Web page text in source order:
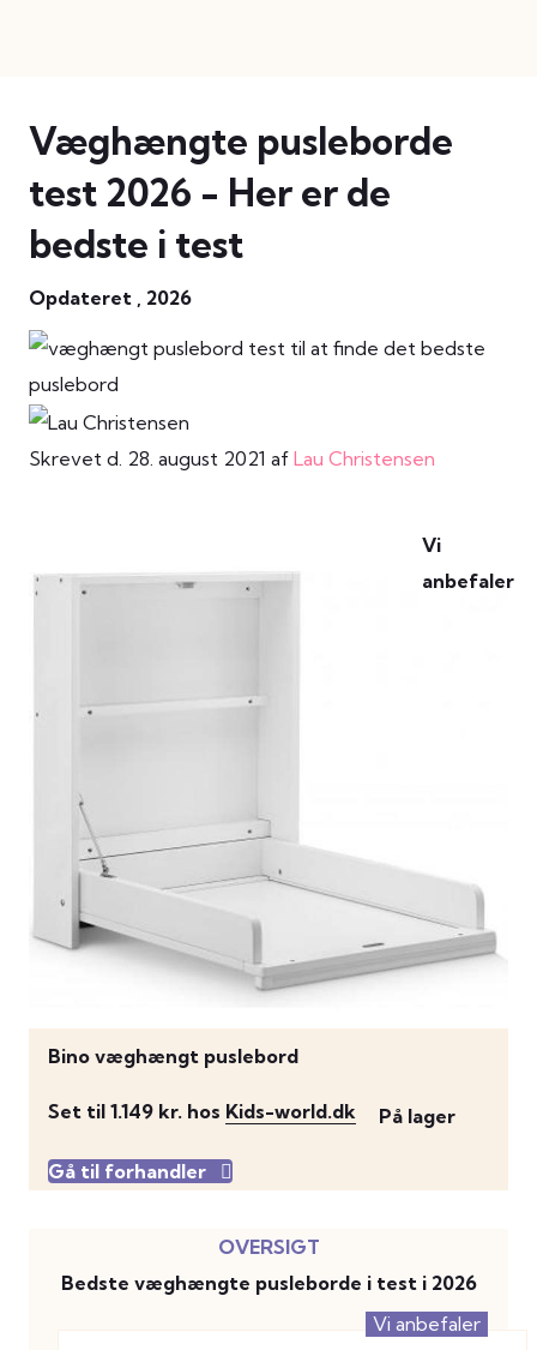
Væghængte pusleborde
test 2026 - Her er de
bedste i test
Opdateret , 2026
Skrevet d. 28. august 2021 af Lau Christensen
Bino væghængt puslebord
Set til 1.149 kr. hos Kids-world.dk På lager
Gå til forhandler
Bedste væghængte pusleborde i test i 2026
Vi anbefaler